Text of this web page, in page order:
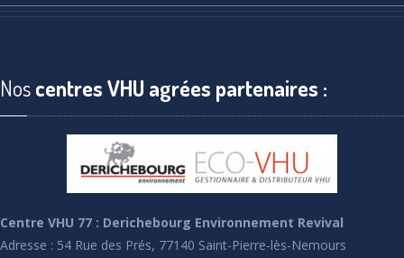
Noscentres VHU agrées partenaires :
Centre VHU 77 : Derichebourg Environnement Revival
Adresse : 54 Rue des Prés, 77140 Saint-Pierre-lès-Nemours